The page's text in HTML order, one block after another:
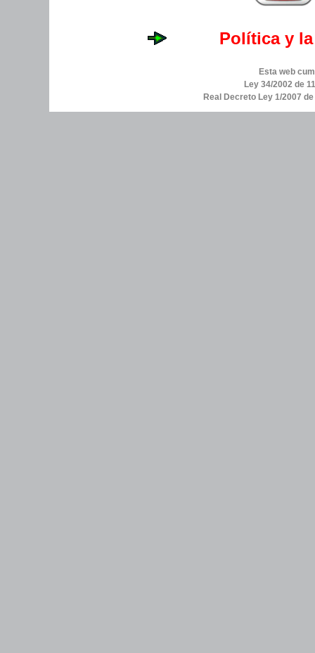
Política y
Esta web
Ley 34/2002 de
Real Decreto Ley 1/2007